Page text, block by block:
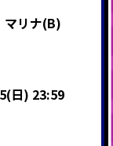
マリナ(B)
日) 23:59